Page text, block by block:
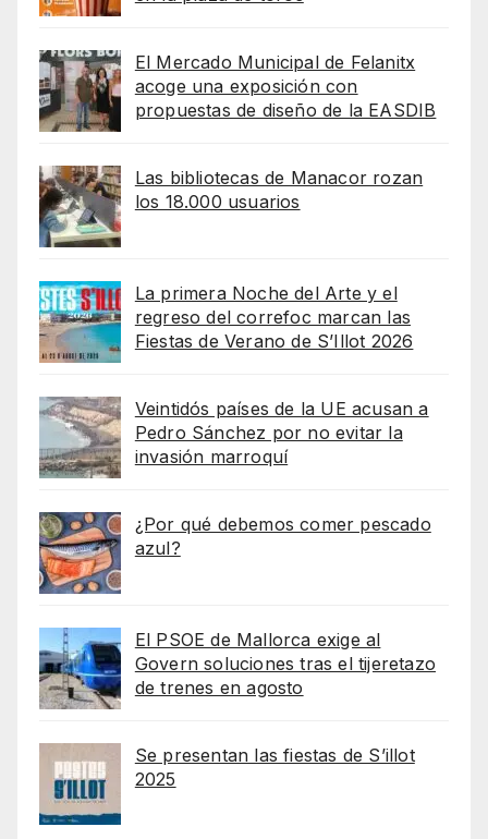
El Mercado Municipal de Felanitx
acoge una exposición con
propuestas de diseño de la EASDIB
Las bibliotecas de Manacor rozan
los 18.000 usuarios
La primera Noche del Arte y el
regreso del correfoc marcan las
Fiestas de Verano de S’Illot 2026
Veintidós países de la UE acusan a
Pedro Sánchez por no evitar la
invasión marroquí
¿Por qué debemos comer pescado
azul?
El PSOE de Mallorca exige al
Govern soluciones tras el tijeretazo
de trenes en agosto
Se presentan las fiestas de S’illot
2025